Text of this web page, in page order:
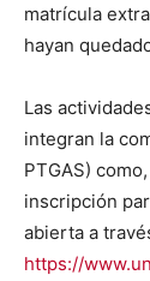
matrícula
hayan
Las
integran la
PTGAS)
inscripción
abierta a
https://